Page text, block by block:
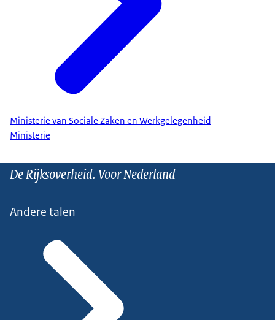
Ministerie van Sociale Zaken en Werkgelegenheid
Ministerie
De Rijksoverheid. Voor Nederland
Andere talen